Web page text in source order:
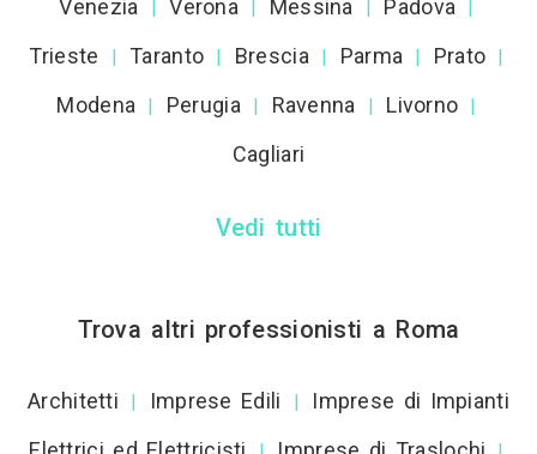
Venezia Verona Messina Padova
Trieste | Taranto | Brescia | Parma | Prato |
Modena | Perugia | Ravenna | Livorno |
Cagliari
Vedi tutti
Trova altri professionisti a Roma
Architetti | Imprese Edili |
Imprese di Impianti